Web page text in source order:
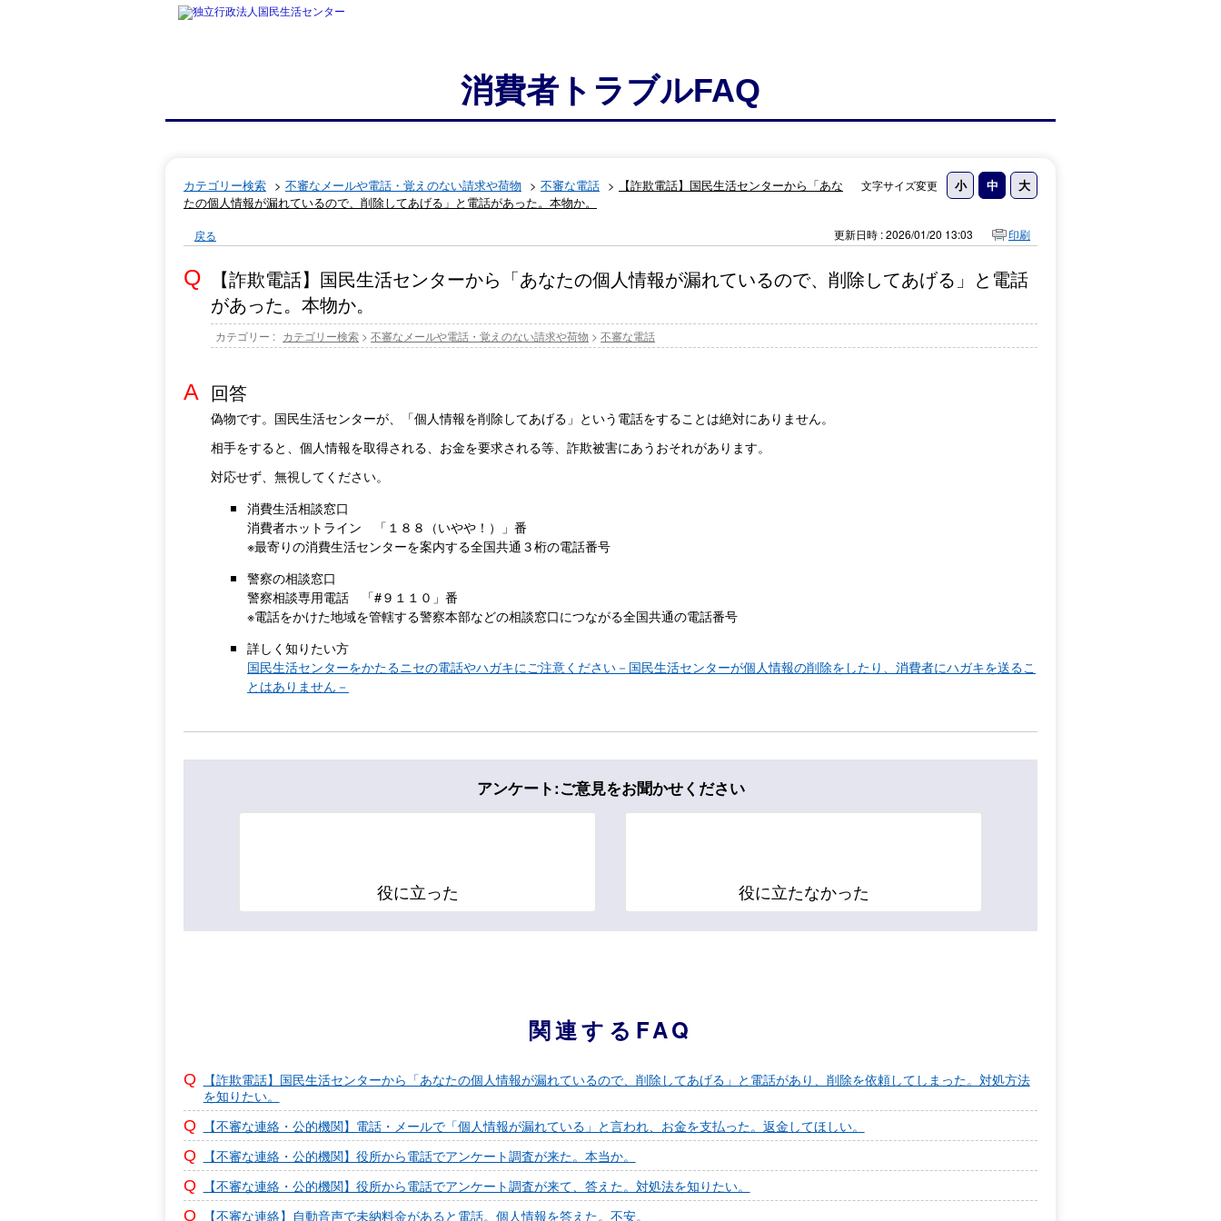
消費者トラブルFAQ
文字サイズ変更
カテゴリー検索 > 不審なメールや電話・覚えのない請求や荷物 > 不審な電話 >
【詐欺電話】国民生活センターから「あな
たの個人情報が漏れているので、削除してあげる」と電話があった。本物か。
戻る 更新日時 : 2026/01/20 13:03 印刷
【詐欺電話】国民生活センターから「あなたの個人情報が漏れているので、削除してあげる」と電話
があった。本物か。
カテゴリー : カテゴリー検索 >不審なメールや電話・覚えのない請求や荷物 >不審な電話
回答
偽物です。国民生活センターが、「個人情報を削除してあげる」という電話をすることは絶対にありません。
相手をすると、個人情報を取得される、お金を要求される等、詐欺被害にあうおそれがあります。
対応せず、無視してください。
消費生活相談窓口
消費者ホットライン 「１８８（いやや！）」番
※最寄りの消費生活センターを案内する全国共通３桁の電話番号
警察の相談窓口
警察相談専用電話 「#９１１０」番
※電話をかけた地域を管轄する警察本部などの相談窓口につながる全国共通の電話番号
詳しく知りたい方
国民生活センターをかたるニセの電話やハガキにご注意ください－国民生活センターが個人情報の削除をしたり、消費者にハガキを送るこ
とはありません－
アンケート:ご意見をお聞かせください
役に立った 役に立たなかった
関連するFAQ
【詐欺電話】国民生活センターから「あなたの個人情報が漏れているので、削除してあげる」と電話があり、削除を依頼してしまった。対処方法
を知りたい。
【不審な連絡・公的機関】電話・メールで「個人情報が漏れている」と言われ、お金を支払った。返金してほしい。
【不審な連絡・公的機関】役所から電話でアンケート調査が来た。本当か。
【不審な連絡・公的機関】役所から電話でアンケート調査が来て、答えた。対処法を知りたい。
【不審な連絡】自動音声で未納料金があると電話。個人情報を答えた。不安。